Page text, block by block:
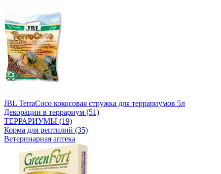
JBL TerraCoco кокосовая стружка для террариумов 5л
Декорации в террариум (51)
ТЕРРАРИУМЫ (19)
Корма для рептилий (35)
Ветеринарная аптека